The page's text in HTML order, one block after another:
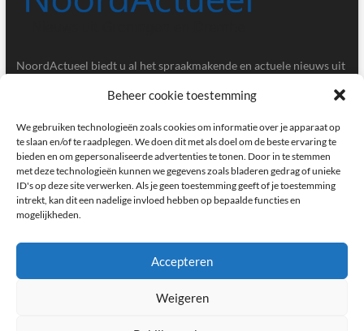
Beheer cookie toestemming
We gebruiken technologieën zoals cookies om informatie over je apparaat op
te slaan en/of te raadplegen. We doen dit met als doel om de beste ervaring te
bieden en om gepersonaliseerde advertenties te tonen. Door in te stemmen
met deze technologieën kunnen we gegevens zoals bladeren gedrag of unieke
ID's op deze site verwerken. Als je geen toestemming geeft of je toestemming
intrekt, kan dit een nadelige invloed hebben op bepaalde functies en
mogelijkheden.
Accepteren
Weigeren
NoordActueel biedt u al het spraakmakende en actuele nieuws uit
Gegevens
Postbus 5020, 9700GA, Groningen
redactie@noordactueel.nl